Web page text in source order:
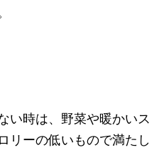
い時は、野菜や暖かいス
リーの低いもので満たし